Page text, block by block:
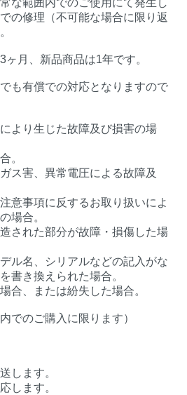
な範囲内でのご使用にて発生し
の修理（不可能な場合に限り返
月、新品商品は1年です。
も有償での対応となりますので
より生じた故障及び損害の場
。
ス害、異常電圧による故障及
意事項に反するお取り扱いによ
場合。
された部分が故障・損傷した場
ル名、シリアルなどの記入がな
書き換えられた場合。
合、または紛失した場合。
でのご購入に限ります）
します。
します。